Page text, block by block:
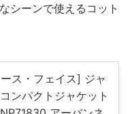
シーンで使えるコット
ス・フェイス] ジャ
ンパクトジャケット